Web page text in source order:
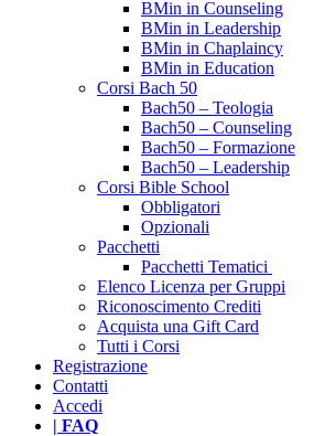
BMin in Counseling
BMin in Leadership
BMin in Chaplaincy
BMin in Education
Corsi Bach 50
Bach50 – Teologia
Bach50 – Counseling
Bach50 – Formazione
Bach50 – Leadership
Corsi Bible School
Obbligatori
Opzionali
Pacchetti
Pacchetti Tematici
Elenco Licenza per Gruppi
Riconoscimento Crediti
Acquista una Gift Card
Tutti i Corsi
Registrazione
Contatti
Accedi
| FAQ